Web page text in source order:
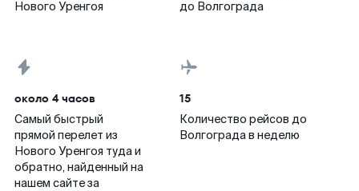
Нового Уренгоя
до Волгограда
около 4 часов
Самый быстрый
прямой перелет из
Нового Уренгоя туда и
обратно, найденный на
нашем сайте за
15
Количество рейсов до
Волгограда в неделю